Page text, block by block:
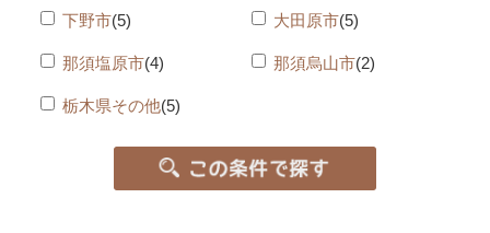
下野市(5) 大田原市(5)
那須塩原市(4) 那須烏山市(2)
栃木県その他(5)